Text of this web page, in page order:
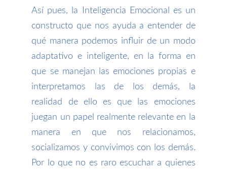
Así pues, la Inteligencia Emocional es un
constructo que nos ayuda a entender de
qué manera podemos influir de un modo
adaptativo e inteligente, en la forma en
que se manejan las emociones propias e
interpretamos las de los demás, la
realidad de ello es que las emociones
juegan un papel realmente relevante en la
manera en que nos relacionamos,
socializamos y convivimos con los demás.
Por lo que no es raro escuchar a quienes